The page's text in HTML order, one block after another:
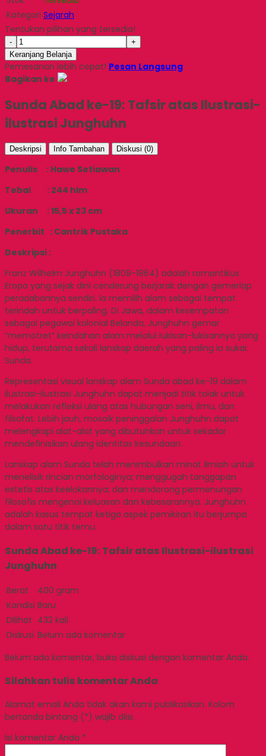
Kategori Sejarah
Tentukan pilihan yang tersedia!
-
+
Keranjang Belanja
Pemesanan lebih cepat! Pesan Langsung
Bagikan ke
Sunda Abad ke-19: Tafsir atas Ilustrasi-
ilustrasi Junghuhn
Deskripsi Info Tambahan Diskusi (0)
Penulis : Hawe Setiawan
Tebal : 244 hlm
Ukuran : 15,5 x 23 cm
Penerbit : Cantrik Pustaka
Deskripsi :
Franz Wilhelm Junghuhn (1809-1864) adalah romantikus
Eropa yang sejak dini cenderung berjarak dengan gemerlap
peradabannya sendiri. la memilih alam sebagai tempat
terindah untuk berpaling. Di Jawa, dalam kesempatan
sebagai pegawai kolonial Belanda, Junghuhn gemar
“memotret” keindahan alam melalui lukisan-lukisannya yang
hidup, terutama sekali lanskap daerah yang paling ia sukai:
Sunda.
Representasi visual lanskap alam Sunda abad ke-19 dalam
ilustrasi-ilustrasi Junghuhn dapat menjadi titik tolak untuk
melakukan refleksi ulang atas hubungan seni, ilmu, dan
filsafat. Lebih jauh, mosaik peninggalan Junghuhn dapat
melengkapi alat-alat yang dibutuhkan untuk sekadar
mendefinisikan ulang identitas kesundaan.
Lanskap alam Sunda telah menimbulkan minat ilmiah untuk
menelisik rincian morfologinya; menggugah tanggapan
estetis atas keelokannya; dan mendorong permenungan
filosofis mengenai keluasan dan kebesarannya. Junghuhn
adalah kasus tempat ketiga aspek pemikiran itu berjumpa
dalam satu titik temu.
Sunda Abad ke-19: Tafsir atas Ilustrasi-ilustrasi
Junghuhn
Berat
400 gram
Kondisi Baru
Dilihat 432 kali
Diskusi Belum ada komentar
Belum ada komentar, buka diskusi dengan komentar Anda.
Silahkan tulis komentar Anda
Alamat email Anda tidak akan kami publikasikan. Kolom
bertanda bintang (*) wajib diisi.
Isi komentar Anda *